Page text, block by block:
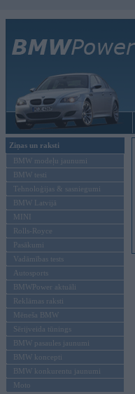
Ziņas un raksti
BMW modeļu jaunumi
BMW testi
Tehnoloģijas & sasniegumi
BMW Latvijā
MINI
Rolls-Royce
Pasākumi
Vadāmības tests
Autosports
BMWPower aktuāli
Reklāmas raksti
Mēneša BMW
Sērijveida tūnings
BMW pasaules jaunumi
BMW koncepti
BMW konkurentu jaunumi
Moto